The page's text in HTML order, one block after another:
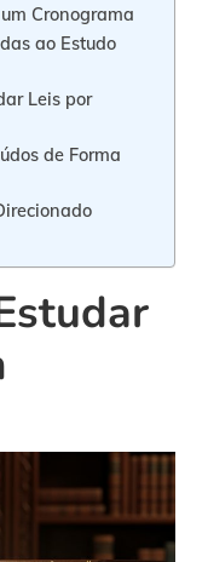
Cronograma
ao Estudo
Leis por
de Forma